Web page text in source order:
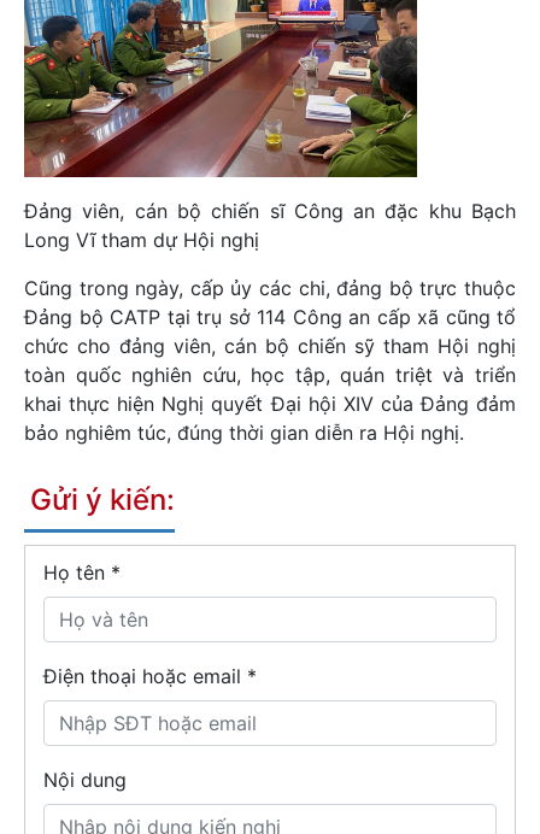
Đảng viên, cán bộ chiến sĩ Công an đặc khu Bạch
Long Vĩ tham dự Hội nghị
Cũng trong ngày, cấp ủy các chi, đảng bộ trực thuộc
Đảng bộ CATP tại trụ sở 114 Công an cấp xã cũng tổ
chức cho đảng viên, cán bộ chiến sỹ tham Hội nghị
toàn quốc nghiên cứu, học tập, quán triệt và triển
khai thực hiện Nghị quyết Đại hội XIV của Đảng đảm
bảo nghiêm túc, đúng thời gian diễn ra Hội nghị.
Gửi ý kiến:
Họ tên *
Điện thoại hoặc email *
Nội dung